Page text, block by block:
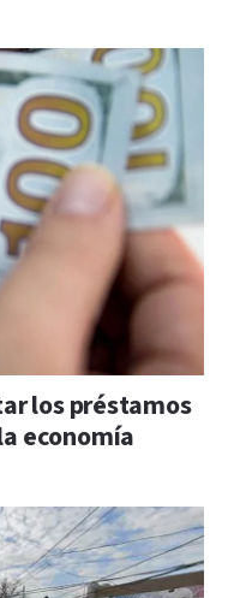
los préstamos
economía